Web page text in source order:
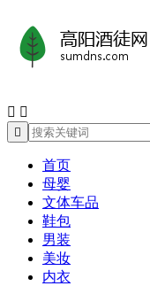
 

首页
母婴
文体车品
鞋包
男装
美妆
内衣